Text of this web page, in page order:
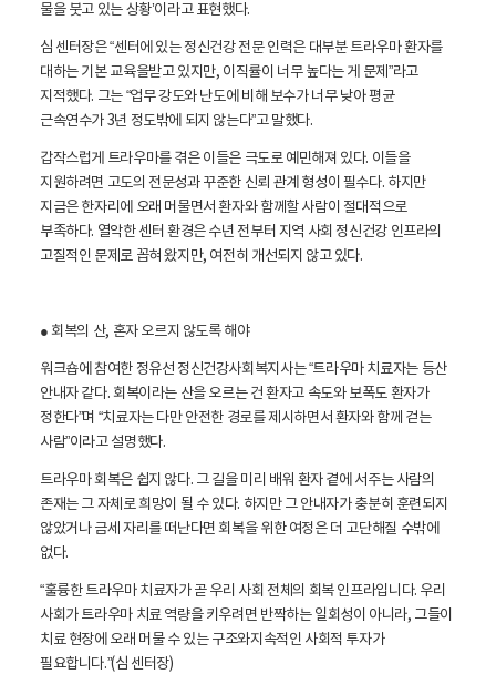
물을 붓고 있는 상황’이라고 표현했다.
심 센터장은 “센터에 있는 정신건강 전문 인력은 대부분 트라우마 환자를
대하는 기본 교육을받고 있지만, 이직률이 너무 높다는 게 문제”라고
지적했다. 그는 “업무 강도와 난도에 비해 보수가 너무 낮아 평균
근속연수가 3년 정도밖에 되지 않는다”고 말했다.
갑작스럽게 트라우마를 겪은 이들은 극도로 예민해져 있다. 이들을
지원하려면 고도의 전문성과 꾸준한 신뢰 관계 형성이 필수다. 하지만
지금은 한자리에 오래 머물면서 환자와 함께할 사람이 절대적으로
부족하다. 열악한 센터 환경은 수년 전부터 지역 사회 정신건강 인프라의
고질적인 문제로 꼽혀 왔지만, 여전히 개선되지 않고 있다.
● 회복의 산, 혼자 오르지 않도록 해야
워크숍에 참여한 정유선 정신건강사회복지사는 “트라우마 치료자는 등산
안내자 같다. 회복이라는 산을 오르는 건 환자고 속도와 보폭도 환자가
정한다”며 “치료자는 다만 안전한 경로를 제시하면서 환자와 함께 걷는
사람”이라고 설명했다.
트라우마 회복은 쉽지 않다. 그 길을 미리 배워 환자 곁에 서주는 사람의
존재는 그 자체로 희망이 될 수 있다. 하지만 그 안내자가 충분히 훈련되지
않았거나 금세 자리를 떠난다면 회복을 위한 여정은 더 고단해질 수밖에
없다.
“훌륭한 트라우마 치료자가 곧 우리 사회 전체의 회복 인프라입니다. 우리
사회가 트라우마 치료 역량을 키우려면 반짝하는 일회성이 아니라, 그들이
치료 현장에 오래 머물 수 있는 구조와지속적인 사회적 투자가
필요합니다.”(심 센터장)